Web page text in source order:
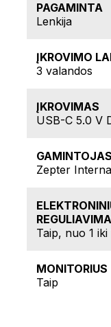
PAGAMINTA
Lenkija
ĮKROVIMO
3 valandos
ĮKROVIMAS
USB-C 5.0 V
GAMINTOJAS
Zepter
Taip, nuo 1 iki
MONITORIUS
Taip